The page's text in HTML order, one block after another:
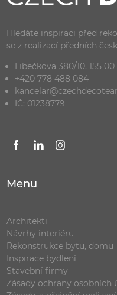
Hledáte inspiraci před
se z realizací předních
Libečkova 380/10, 155
+420 778 488 084
IČ: 01238779
Menu
Architekti
Návrhy interiéru
Rekonstrukce bytu, domu
Inspirace bydlení
Stavební firmy
Zásady ochrany osobních